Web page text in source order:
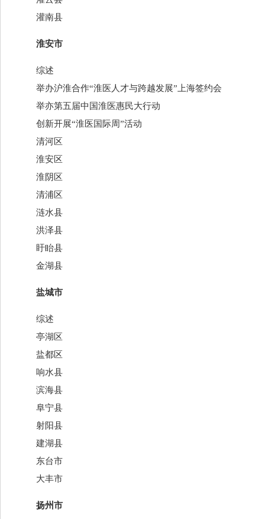
灌南县
淮安市
综述
举办沪淮合作“淮医人才与跨越发展”上海签约会
举亦第五届中国淮医惠民大行动
创新开展“淮医国际周”活动
清河区
淮安区
淮阴区
清浦区
涟水县
洪泽县
盱眙县
金湖县
盐城市
综述
亭湖区
盐都区
响水县
滨海县
阜宁县
射阳县
建湖县
东台市
大丰市
扬州市